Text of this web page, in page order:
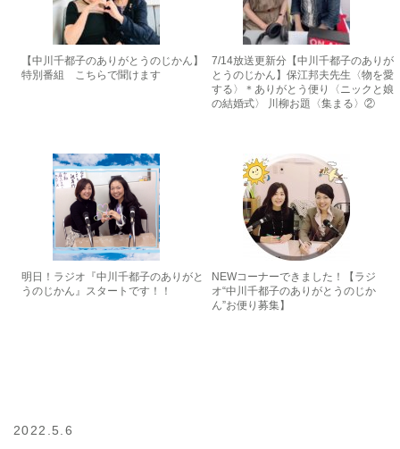
【中川千都子のありがとうのじかん】
特別番組 こちらで聞けます
7/14放送更新分【中川千都子のありが
とうのじかん】保江邦夫先生〈物を愛
する〉＊ありがとう便り〈ニックと娘
の結婚式〉 川柳お題〈集まる〉②
明日！ラジオ『中川千都子のありがと
うのじかん』スタートです！！
NEWコーナーできました！【ラジ
オ“中川千都子のありがとうのじか
ん”お便り募集】
2022.5.6